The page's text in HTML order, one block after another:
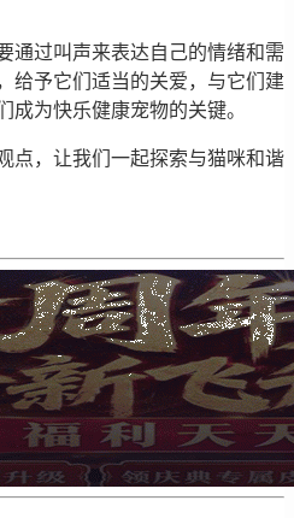
通过叫声来表达自己的情绪和需
给予它们适当的关爱，与它们建
成为快乐健康宠物的关键。
点，让我们一起探索与猫咪和谐